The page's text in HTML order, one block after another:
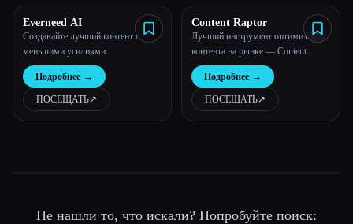
повышает эффективность
обучения.
Everneed AI
Создавайте лучший контент с
меньшими усилиями.
Подробнее →
ПОСЕЩАТЬ↗︎
Content Raptor
Лучший инструмент оптимизации
контента на рынке — Content
Raptor
Подробнее →
ПОСЕЩАТЬ↗︎
Не нашли то, что искали? Попробуйте поиск: